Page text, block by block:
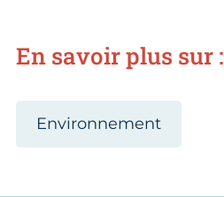
En savoir plus sur :
Environnement